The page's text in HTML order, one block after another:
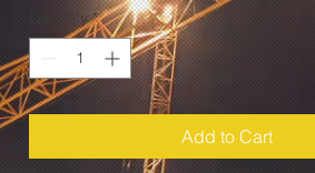
Quantity *
Add to Cart